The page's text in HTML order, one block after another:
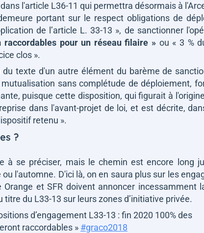
l'article L36-11 qui permettra désormais à
portant sur le respect obligations de
de l’article L. 33-13 », de sanctionner
pour un réseau filaire » ou « 3 %
clos ».
texte d'un autre élément du barème de
sans complétude de déploiement,
puisque cette disposition, qui figurait à
dans l'avant-projet de loi, et est décrite,
retenu ».
?
à se préciser, mais le chemin est encore long
l'automne. D'ici là, on en saura plus sur les
Orange et SFR doivent annoncer incessamment
du L33-13 sur leurs zones d’initiative privée.
d’engagement L33-13 : fin 2020 100% des
raccordables » #graco2018